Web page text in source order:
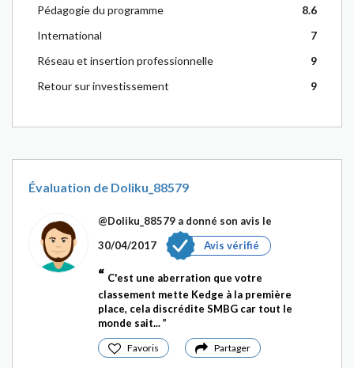
Pédagogie du programme
8.6
International
7
Réseau et insertion professionnelle
9
Retour sur investissement
9
Évaluation de Doliku_88579
@Doliku_88579 a donné son avis le
30/04/2017
Avis vérifié
C'est une aberration que votre
classement mette Kedge à la première
place, cela discrédite SMBG car tout le
monde sait...
Favoris Partager